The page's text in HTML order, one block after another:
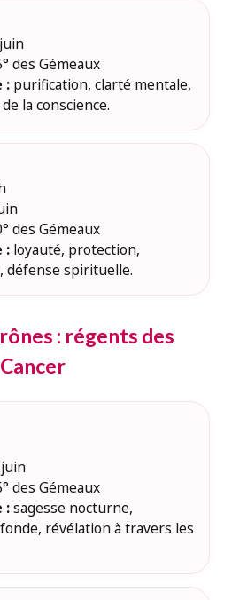
des Gémeaux
: purification, clarté mentale,
la conscience.
des Gémeaux
: loyauté, protection,
défense spirituelle.
: régents des
des Gémeaux
:sagesse nocturne,
révélation à travers les